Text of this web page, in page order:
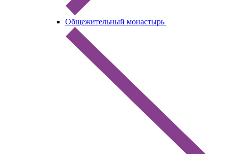
Общежительный монастырь